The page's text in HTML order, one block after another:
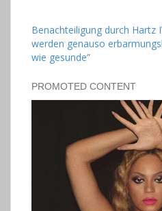
Benachteiligung durch Hartz
werden genauso
wie gesunde”